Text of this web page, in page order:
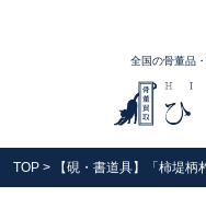
全国の骨董品
TOP > 【硯・書道具】「柿堤柄